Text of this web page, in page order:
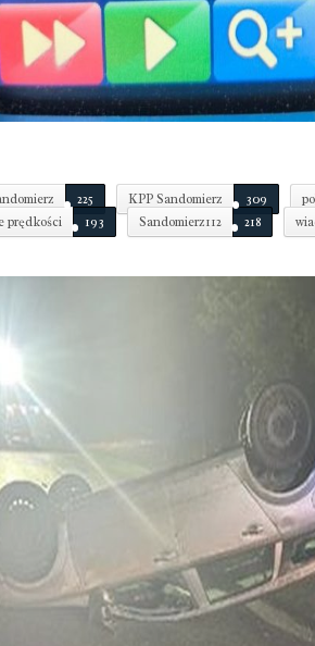
225 KPP Sandomierz 309
prędkości
193 Sandomierz112 218